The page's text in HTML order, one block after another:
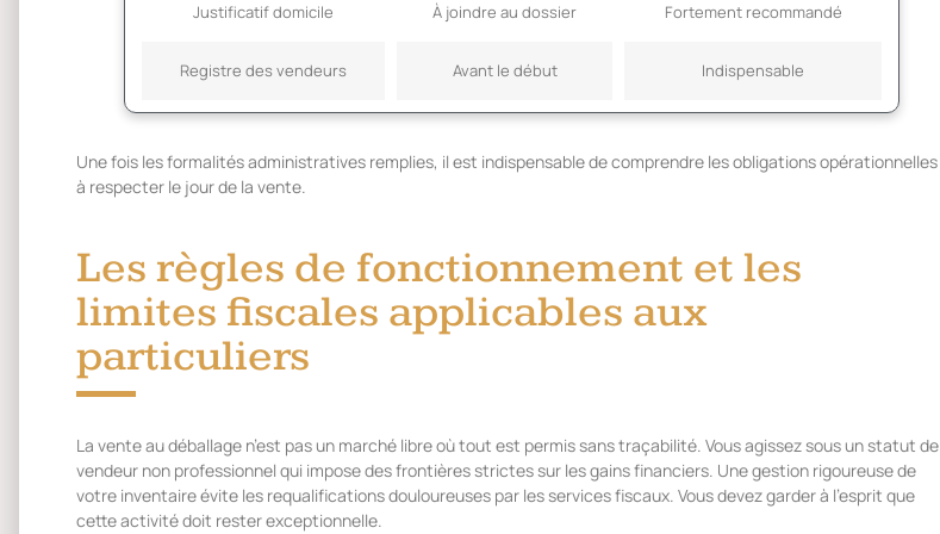
Justificatif domicile À joindre au dossier Fortement recommandé
Registre des vendeurs Avant le début Indispensable
Une fois les formalités administratives remplies, il est indispensable de comprendre les obligations opérationnelles
à respecter le jour de la vente.
Les règles de fonctionnement et les
limites fiscales applicables aux
particuliers
La vente au déballage n’est pas un marché libre où tout est permis sans traçabilité. Vous agissez sous un statut de
vendeur non professionnel qui impose des frontières strictes sur les gains financiers. Une gestion rigoureuse de
votre inventaire évite les requalifications douloureuses par les services fiscaux. Vous devez garder à l’esprit que
cette activité doit rester exceptionnelle.